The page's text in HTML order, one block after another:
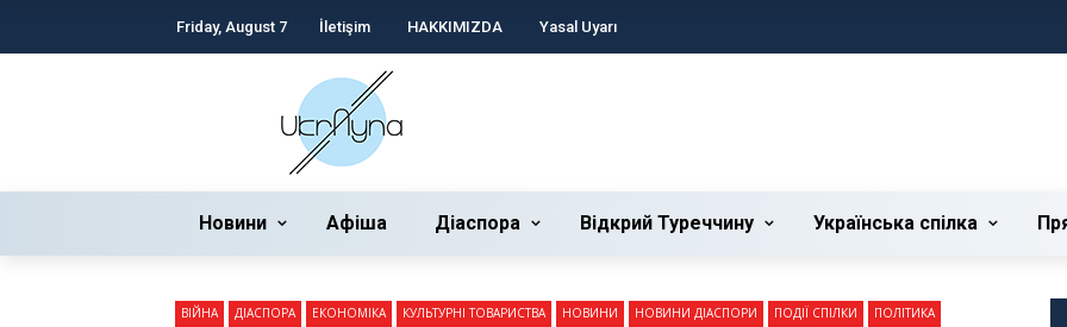
Friday, August 7 İletişim HAKKIMIZDA Yasal Uyarı
Новини Афіша Діаспора Відкрий Туреччину Українська cпілка
ВІЙНА ДІАСПОРА ЕКОНОМІКА КУЛЬТУРНІ ТОВАРИСТВА НОВИНИ НОВИНИ ДІАСПОРИ ПОДІЇ СПІЛКИ
ПОЛІТИКА